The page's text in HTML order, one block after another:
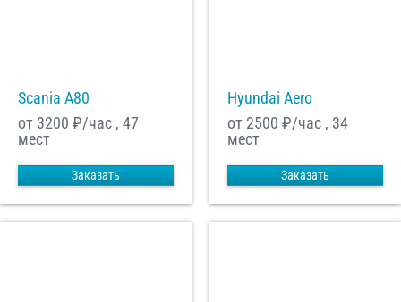
Scania A80
от 3200 ₽/час , 47
мест
Заказать
Hyundai Aero
от 2500 ₽/час , 34
мест
Заказать